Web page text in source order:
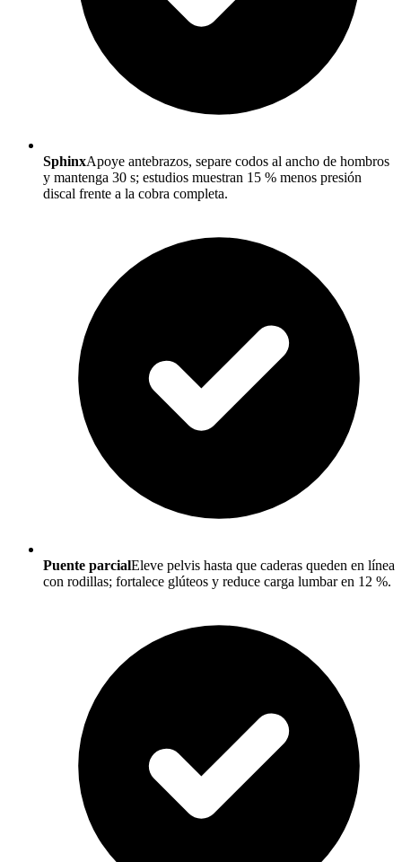
SphinxApoye antebrazos, separe codos al ancho de hombros
y mantenga 30 s; estudios muestran 15 % menos presión
discal frente a la cobra completa.
Puente parcialEleve pelvis hasta que caderas queden en línea
con rodillas; fortalece glúteos y reduce carga lumbar en 12 %.